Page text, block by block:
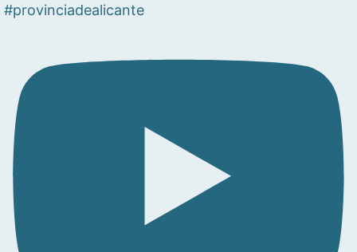
#provinciadealicante